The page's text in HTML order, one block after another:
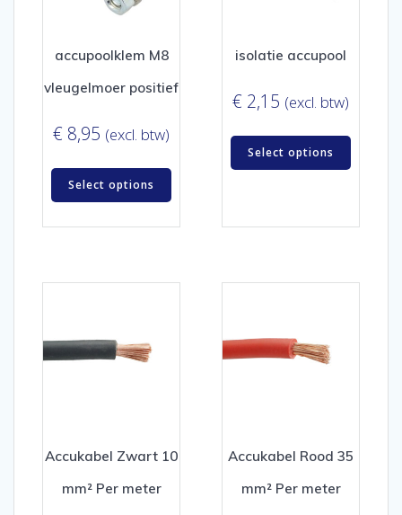
accupoolklem M8
vleugelmoer positief
€ 8,95 (excl. btw)
Select options
isolatie accupool
€ 2,15 (excl. btw)
Select options
Accukabel Zwart 10
mm² Per meter
Accukabel Rood 35
mm² Per meter